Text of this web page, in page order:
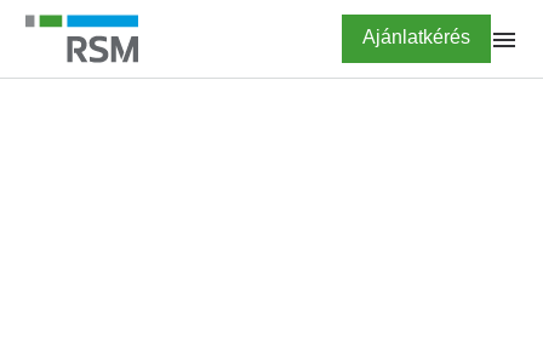
Ugrás
tartalomra
Highlighted
Ajánlatkérés